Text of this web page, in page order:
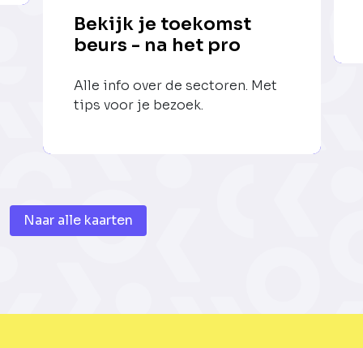
Bekijk je toekomst
beurs - na het pro
Alle info over de sectoren. Met
tips voor je bezoek.
Naar alle kaarten